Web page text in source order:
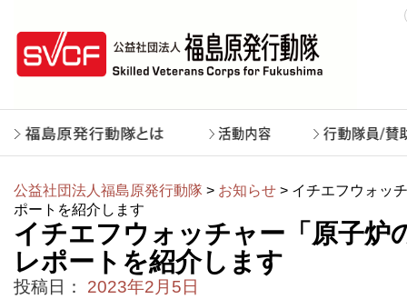
公益社団法人福島原発行動隊 > お知らせ > イチエフウォッ
ポートを紹介します
イチエフウォッチャー「原子炉
レポートを紹介します
投稿日： 2023年2月5日